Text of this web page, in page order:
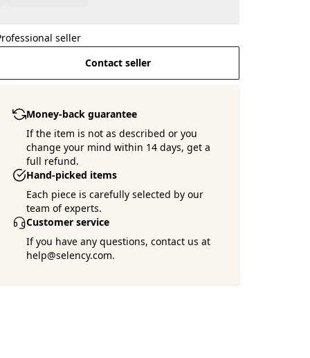
seller
Contact seller
Money-back guarantee
If the item is not as described or you
change your mind within 14 days, get a
full refund.
Hand-picked items
Each piece is carefully selected by our
team of experts.
Customer service
If you have any questions, contact us at
help@selency.com.